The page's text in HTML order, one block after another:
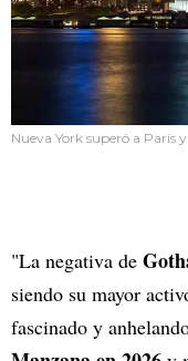
Nueva York superó a París
"La negativa de
siendo su mayor
fascinado y